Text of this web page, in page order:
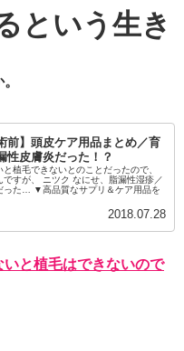
という生き
前】頭皮ケア用品まとめ／育
性皮膚炎だった！？
植毛できないとのことだったので、
ですが、 ニツク なにせ、脂漏性湿疹／
った… ▼高品質なサプリ＆ケア用品を
2018.07.28
と植毛はできないので